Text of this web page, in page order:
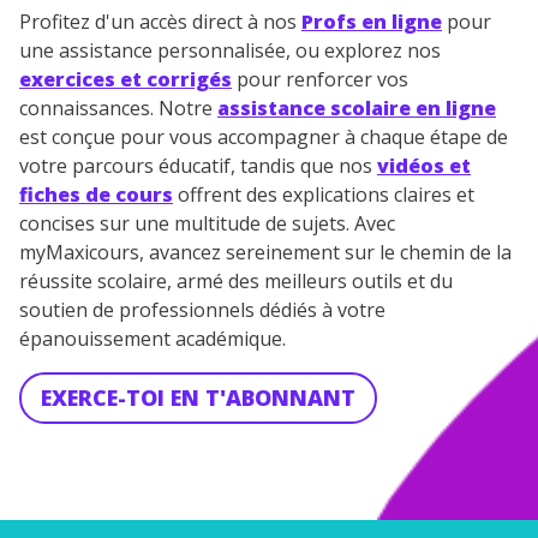
Profitez d'un accès direct à nos Profs en ligne pour
une assistance personnalisée, ou explorez nos
exercices et corrigés pour renforcer vos
connaissances. Notre assistance scolaire en ligne
est conçue pour vous accompagner à chaque étape de
votre parcours éducatif, tandis que nos vidéos et
fiches de cours offrent des explications claires et
concises sur une multitude de sujets. Avec
myMaxicours, avancez sereinement sur le chemin de la
réussite scolaire, armé des meilleurs outils et du
soutien de professionnels dédiés à votre
épanouissement académique.
EXERCE-TOI EN T'ABONNANT